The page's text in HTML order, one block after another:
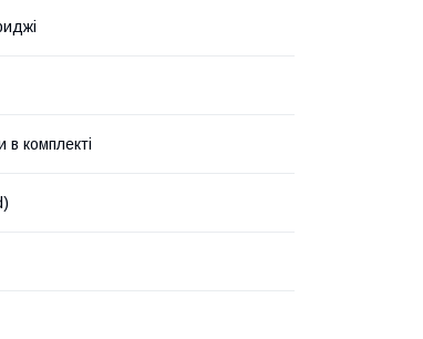
в комплекті